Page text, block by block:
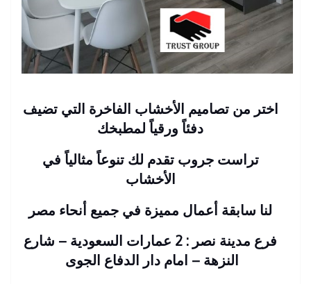
اختر من تصاميم الأخشاب الفاخرة التي تضيف
دفئاً ورقياً لمطبخك
تراست جروب تقدم لك تنوعاً مثالياً في
الأخشاب
لنا سابقة أعمال مميزة في جميع أنحاء مصر
فرع مدينة نصر : 2 عمارات السعودية – شارع
النزهة – امام دار الدفاع الجوى